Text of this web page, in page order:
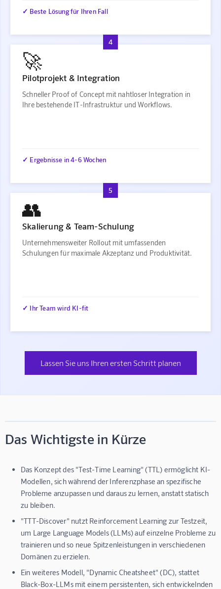
✓ Beste Lösung für Ihren Fall
4
🚀
Pilotprojekt & Integration
Schneller Proof of Concept mit nahtloser Integration in
Ihre bestehende IT-Infrastruktur und Workflows.
✓ Ergebnisse in 4-6 Wochen
5
👥
Skalierung & Team-Schulung
Unternehmensweiter Rollout mit umfassenden
Schulungen für maximale Akzeptanz und Produktivität.
✓ Ihr Team wird KI-fit
Lassen Sie uns Ihren ersten Schritt planen
Das Wichtigste in Kürze
Das Konzept des "Test-Time Learning" (TTL) ermöglicht KI-
Modellen, sich während der Inferenzphase an spezifische
Probleme anzupassen und daraus zu lernen, anstatt statisch
zu bleiben.
"TTT-Discover" nutzt Reinforcement Learning zur Testzeit,
um Large Language Models (LLMs) auf einzelne Probleme zu
trainieren und so neue Spitzenleistungen in verschiedenen
Domänen zu erzielen.
Ein weiteres Modell, "Dynamic Cheatsheet" (DC), stattet
Black-Box-LLMs mit einem persistenten, sich entwickelnden